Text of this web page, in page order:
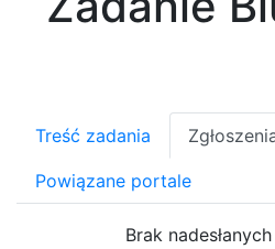
Treść zadania
Powiązane portale
Brak